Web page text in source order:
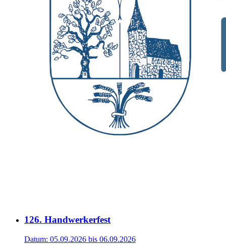
126. Handwerkerfest
Datum: 05.09.2026 bis 06.09.2026